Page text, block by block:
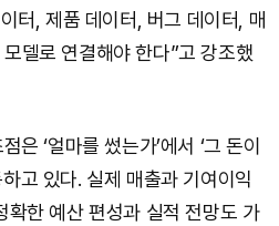
터, 제품 데이터, 버그 데이터, 매
델로 연결해야 한다”고 강조했
은 ‘얼마를 썼는가’에서 ‘그 돈이
고 있다. 실제 매출과 기여이익
확한 예산 편성과 실적 전망도 가